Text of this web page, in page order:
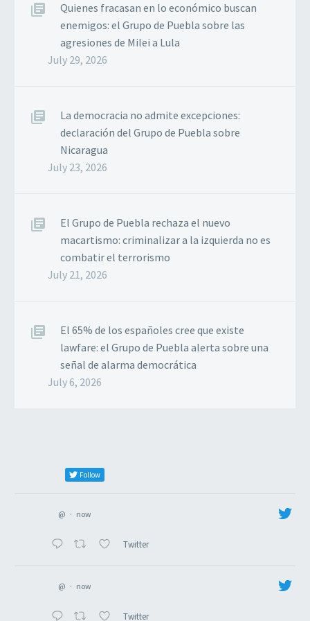
Quienes fracasan en lo económico buscan
enemigos: el Grupo de Puebla sobre las
agresiones de Milei a Lula
July 29, 2026
La democracia no admite excepciones:
declaración del Grupo de Puebla sobre
Nicaragua
July 23, 2026
El Grupo de Puebla rechaza el nuevo
macartismo: criminalizar a la izquierda no es
combatir el terrorismo
July 21, 2026
El 65% de los españoles cree que existe
lawfare: el Grupo de Puebla alerta sobre una
señal de alarma democrática
July 6, 2026
Follow
@ · now
Twitter
@ · now
Twitter